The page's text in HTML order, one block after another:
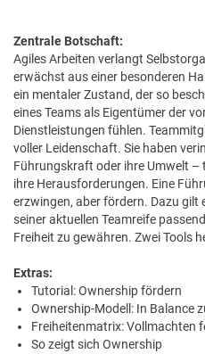
Zentrale Botschaft:
Agiles Arbeiten verlangt
erwächst aus einer besonderen
ein mentaler Zustand, der so
eines Teams als Eigentümer der
Dienstleistungen fühlen.
voller Leidenschaft. Sie haben
Führungskraft oder ihre Umwelt
ihre Herausforderungen. Eine
erzwingen, aber fördern. Dazu gilt
seiner aktuellen Teamreife
Freiheit zu gewähren. Zwei Tools
Extras:
Tutorial: Ownership fördern
Ownership-Modell: In Balance
Freiheitenmatrix: Vollmachten
So zeigt sich Ownership